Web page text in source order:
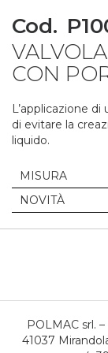
Cod.
CON
L’applicazione
di evitare la
liquido.
MISURA
NOVITÀ
Skip
to
the
beginning
of
images
gallery
POLMAC srl.
41037